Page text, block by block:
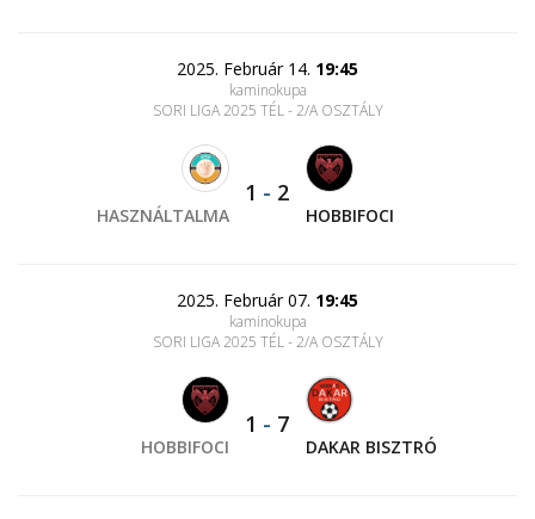
2025. Február 14. 19:45
kaminokupa
SORI LIGA 2025 TÉL - 2/A OSZTÁLY
HASZNÁLTALMA
1 - 2
HOBBIFOCI
2025. Február 07. 19:45
kaminokupa
SORI LIGA 2025 TÉL - 2/A OSZTÁLY
HOBBIFOCI
1 - 7
DAKAR BISZTRÓ